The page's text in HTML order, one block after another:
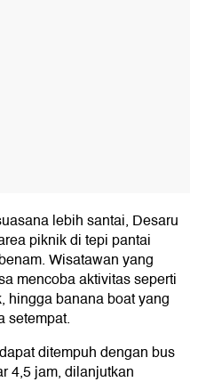
lebih santai, Desaru
piknik di tepi pantai
Wisatawan yang
mencoba aktivitas seperti
hingga banana boat yang
setempat.
ditempuh dengan bus
4,5 jam, dilanjutkan